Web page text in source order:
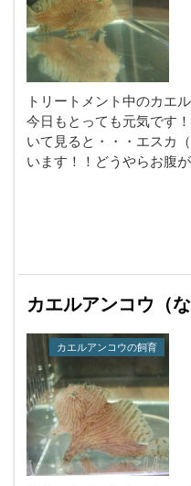
トリートメント中のカエ
今日もとっても元気です
いて見ると・・・エスカ
います！！どうやらお腹
カエルアンコウ（
カエルアンコウの飼育